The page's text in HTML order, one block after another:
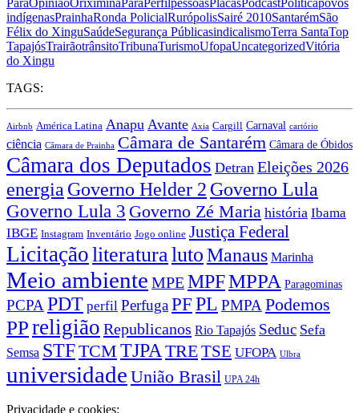
indígenasPrainhaRonda PolicialRurópolisSairé 2010SantarémSão
Félix do XinguSaúdeSegurança PúblicasindicalismoTerra SantaTop
TapajósTrairãotrânsitoTribunaTurismoUfopaUncategorizedVitória
do Xingu
TAGS:
Airbnb América Latina Anapu Avante Axia Cargill Carnaval cartório
ciência Câmara de Prainha Câmara de Santarém Câmara de Óbidos
Câmara dos Deputados Detran Eleições 2026
energia Governo Helder 2 Governo Lula
Governo Lula 3 Governo Zé Maria história Ibama
IBGE Instagram Inventário Jogo online Justiça Federal
Licitaçãoliteratura lutoManaus Marinha
Meio ambiente MPEMPFMPPA Paragominas
PCPA PDT perfil PerfugaPFPL PMPA Podemos
PPreligião Republicanos Rio Tapajós Seduc Sefa
Semsa STFTCM TJPA TRETSE UFOPA Ulbra
universidade União Brasil UPA 24h
Privacidade e cookies: